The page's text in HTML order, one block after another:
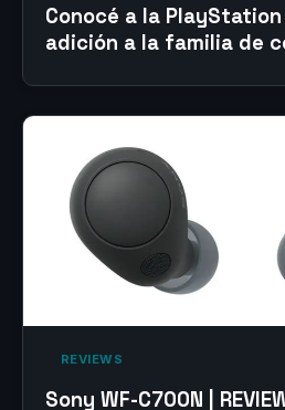
Conocé a la
adición a la familia de
‎ REVIEWS‎
Sony WF-C700N |